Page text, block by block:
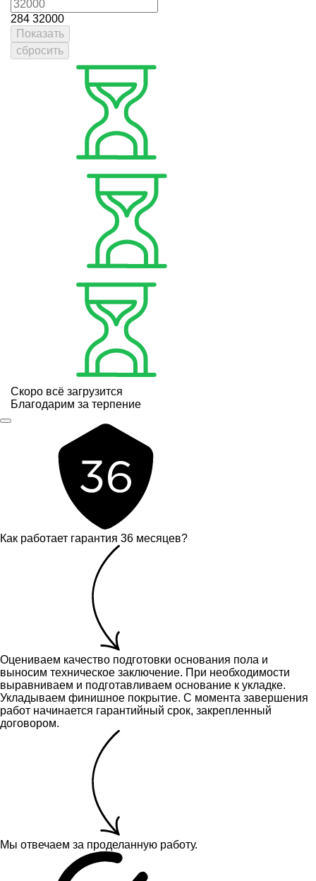
284 32000
Показать
сбросить
Скоро всё загрузится
Благодарим за терпение
Как работает гарантия 36 месяцев?
Оцениваем качество подготовки основания пола и
выносим техническое заключение. При необходимости
выравниваем и подготавливаем основание к укладке.
Укладываем финишное покрытие. С момента завершения
работ начинается гарантийный срок, закрепленный
договором.
Мы отвечаем за проделанную работу.